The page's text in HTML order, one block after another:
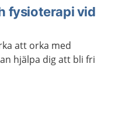
fysioterapi vid
att orka med
hjälpa dig att bli fri